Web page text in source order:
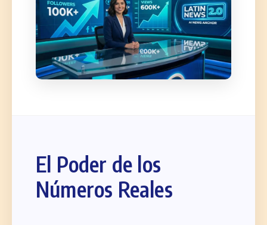
El Poder de los
Números Reales